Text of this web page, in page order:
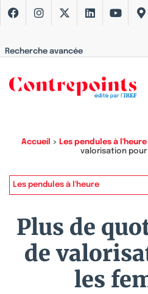
Recherche avancée
Accueil > Les pendules à l'heure
valorisation pour
Les pendules à l'heure
Plus de
de
les